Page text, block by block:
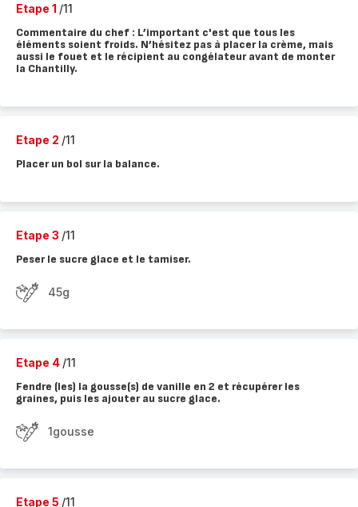
Etape 1 /11
Commentaire du chef : L’important c'est que tous les
éléments soient froids. N’hésitez pas à placer la crème, mais
aussi le fouet et le récipient au congélateur avant de monter
la Chantilly.
Etape 2 /11
Placer un bol sur la balance.
Etape 3 /11
Peser le sucre glace et le tamiser.
45g
Etape 4 /11
Fendre (les) la gousse(s) de vanille en 2 et récupérer les
graines, puis les ajouter au sucre glace.
1gousse
Etape 5 /11